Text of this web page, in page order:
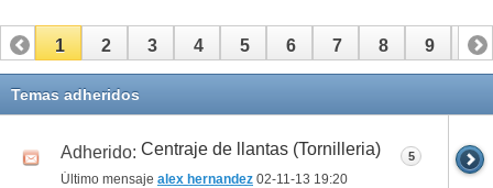
1 2 3 4 5 6 7 8 9 10
11 12
Temas adheridos
Adherido: Centraje de llantas (Tornilleria)
Último mensaje alex hernandez 02-11-13 19:20
5